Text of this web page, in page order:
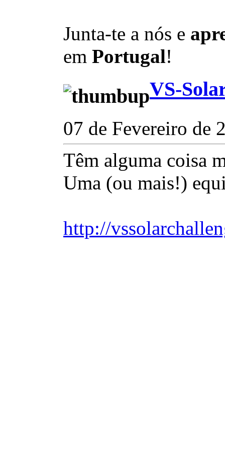
Junta-te a nós e
em Portugal!
VS-
07 de Fevereiro de
Têm alguma coisa
Uma (ou mais!)
http://